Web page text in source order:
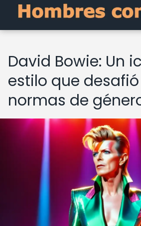
David Bowie: Un
estilo que
normas de